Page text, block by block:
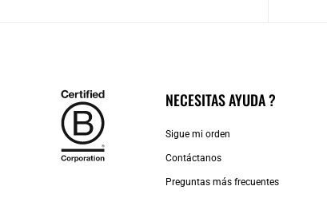
NECESITAS AYUDA ?
Sigue mi orden
Contáctanos
Preguntas más frecuentes